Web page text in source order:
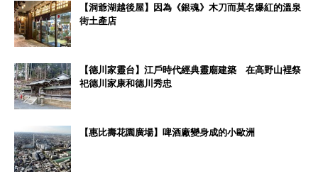
【洞爺湖越後屋】因為《銀魂》木刀而莫名爆紅的溫泉
街土產店
【德川家靈台】江戶時代經典靈廟建築 在高野山裡祭
祀德川家康和德川秀忠
【惠比壽花園廣場】啤酒廠變身成的小歐洲